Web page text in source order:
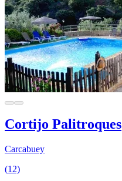
Cortijo Palitroques
Carcabuey
(12)